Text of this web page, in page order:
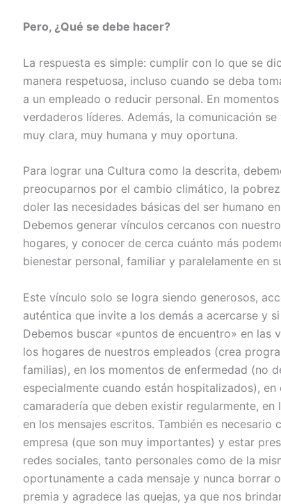
Pero, ¿Qué se debe hacer?
La respuesta es simple: cumplir con lo que se
manera respetuosa, incluso cuando se deba
a un empleado o reducir personal. En
verdaderos líderes. Además, la comunicación
muy clara, muy humana y muy oportuna.
Para lograr una Cultura como la descrita,
preocuparnos por el cambio climático, la
doler las necesidades básicas del ser humano
Debemos generar vínculos cercanos con
hogares, y conocer de cerca cuánto más
bienestar personal, familiar y paralelamente en
Este vínculo solo se logra siendo generosos,
auténtica que invite a los demás a acercarse y
Debemos buscar «puntos de encuentro» en las
los hogares de nuestros empleados (crea
familias), en los momentos de enfermedad (no
especialmente cuando están hospitalizados),
camaradería que deben existir regularmente,
en los mensajes escritos. También es necesario
empresa (que son muy importantes) y estar
redes sociales, tanto personales como de la
oportunamente a cada mensaje y nunca borrar
premia y agradece las quejas, ya que nos